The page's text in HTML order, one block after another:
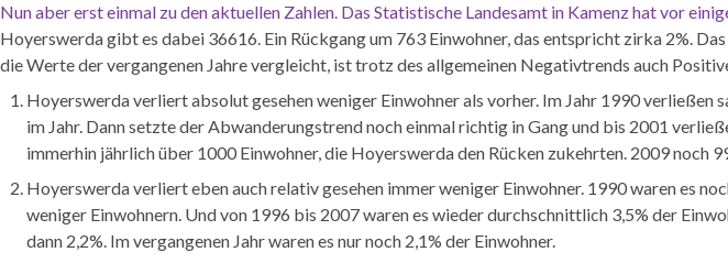
Nun aber erst einmal zu den aktuellen Zahlen. Das Statistische Landesamt in Kamenz hat vor
Hoyerswerda gibt es dabei 36616. Ein Rückgang um 763 Einwohner, das entspricht zirka 2%.
die Werte der vergangenen Jahre vergleicht, ist trotz des allgemeinen Negativtrends auch
Hoyerswerda verliert absolut gesehen weniger Einwohner als vorher. Im Jahr 1990
im Jahr. Dann setzte der Abwanderungstrend noch einmal richtig in Gang und bis 2001
immerhin jährlich über 1000 Einwohner, die Hoyerswerda den Rücken zukehrten. 2009 noch
Hoyerswerda verliert eben auch relativ gesehen immer weniger Einwohner. 1990 waren es
weniger Einwohnern. Und von 1996 bis 2007 waren es wieder durchschnittlich 3,5% der
dann 2,2%. Im vergangenen Jahr waren es nur noch 2,1% der Einwohner.